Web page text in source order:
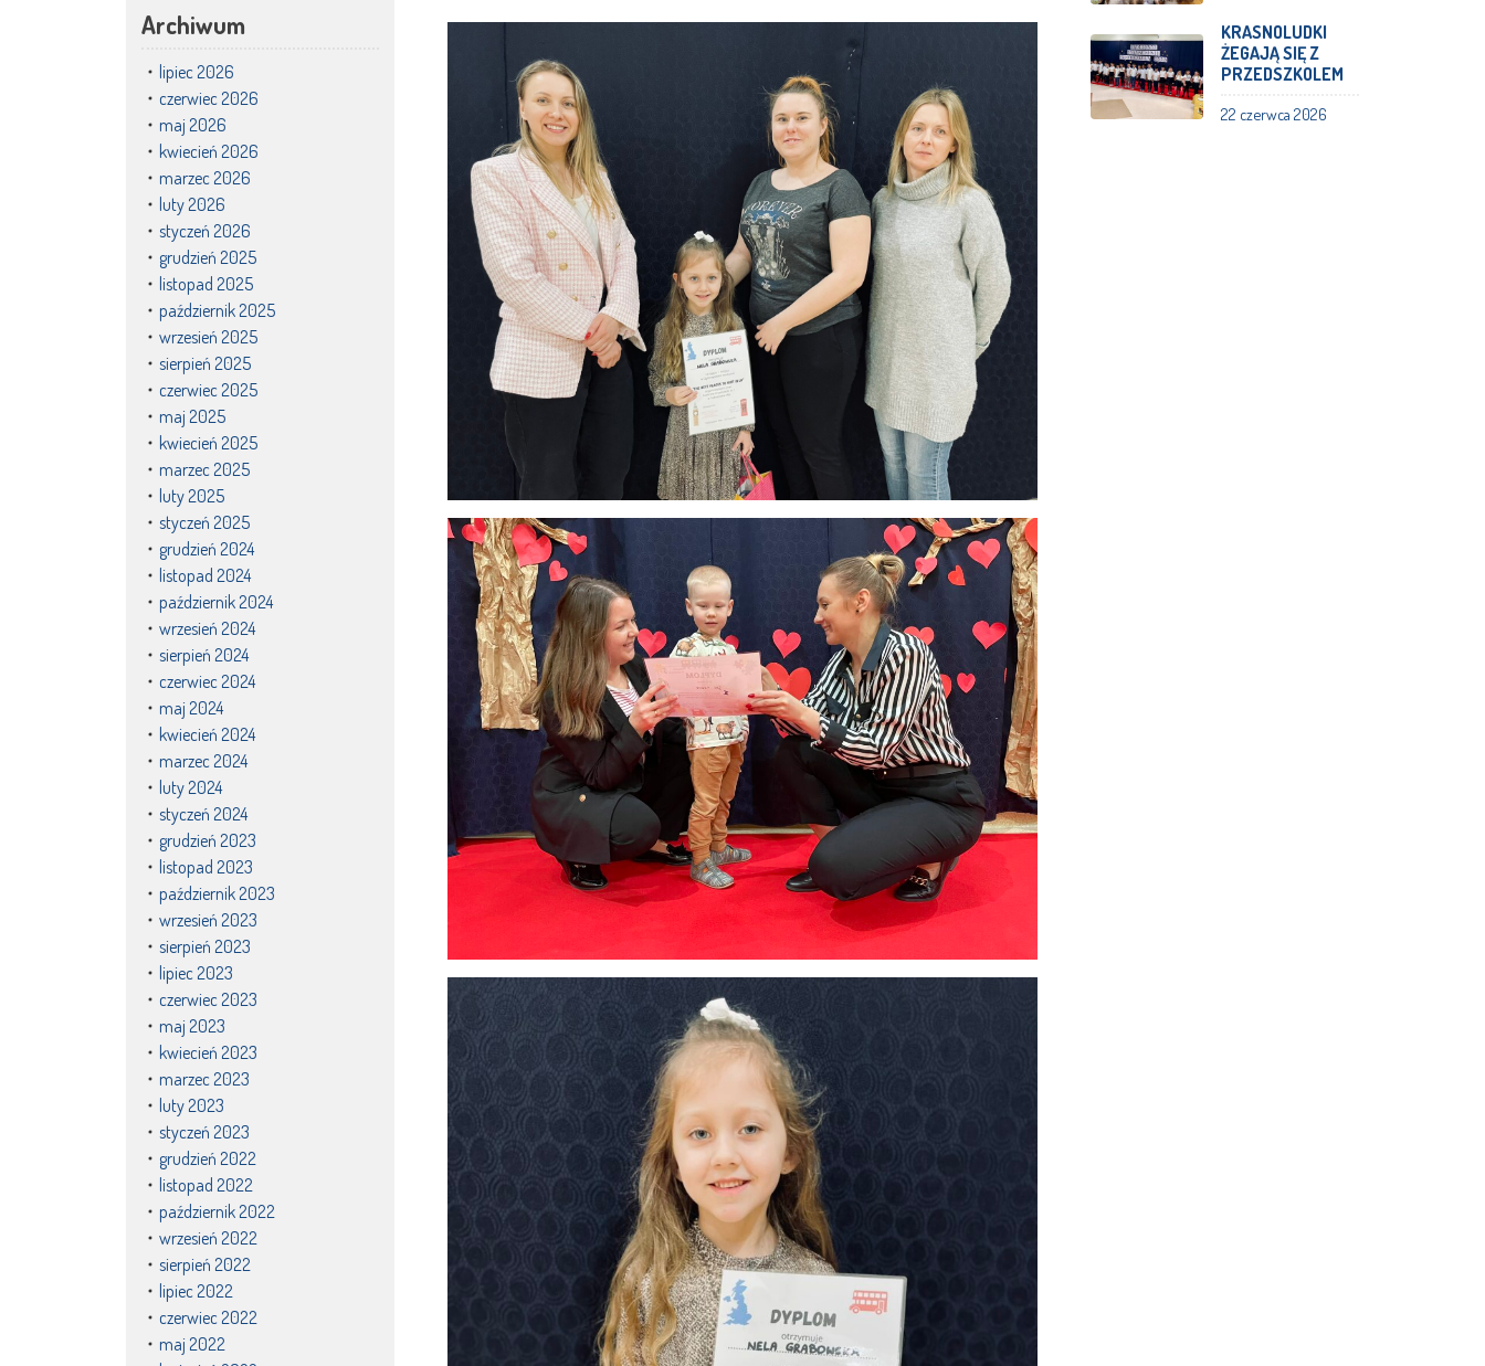
Archiwum
lipiec 2026
czerwiec 2026
maj 2026
kwiecień 2026
marzec 2026
luty 2026
styczeń 2026
grudzień 2025
listopad 2025
październik 2025
wrzesień 2025
sierpień 2025
czerwiec 2025
maj 2025
kwiecień 2025
marzec 2025
luty 2025
styczeń 2025
grudzień 2024
listopad 2024
październik 2024
wrzesień 2024
sierpień 2024
czerwiec 2024
maj 2024
kwiecień 2024
marzec 2024
luty 2024
styczeń 2024
grudzień 2023
listopad 2023
październik 2023
wrzesień 2023
sierpień 2023
lipiec 2023
czerwiec 2023
maj 2023
kwiecień 2023
marzec 2023
luty 2023
styczeń 2023
grudzień 2022
listopad 2022
październik 2022
wrzesień 2022
sierpień 2022
lipiec 2022
czerwiec 2022
maj 2022
KRASNOLUDKI
ŻEGAJĄ SIĘ Z
PRZEDSZKOLEM
22 czerwca 2026